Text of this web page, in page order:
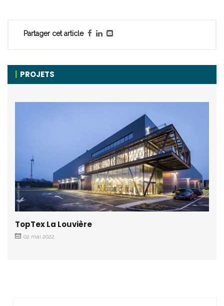
Partager cet article
PROJETS
TopTex La Louvière
02 mai 2022